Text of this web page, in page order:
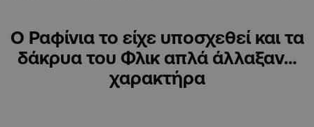
Ο Ραφίνια το είχε υποσχεθεί και τα
δάκρυα του Φλικ απλά άλλαξαν…
χαρακτήρα